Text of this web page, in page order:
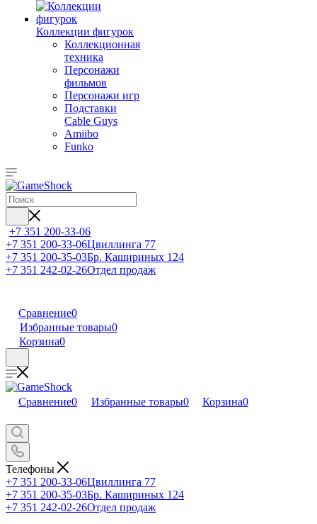
Коллекции фигурок
Коллекционная
техника
Персонажи
фильмов
Персонажи игр
Подставки
Cable Guys
Amiibo
Funko
+7 351 200-33-06
+7 351 200-33-06Цвиллинга 77
+7 351 200-35-03Бр. Кашириных 124
+7 351 242-02-26Отдел продаж
Сравнение0
Избранные товары0
Корзина0
Сравнение0 Избранные товары0 Корзина0
Телефоны
+7 351 200-33-06Цвиллинга 77
+7 351 200-35-03Бр. Кашириных 124
+7 351 242-02-26Отдел продаж